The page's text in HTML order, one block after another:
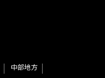
中部地方